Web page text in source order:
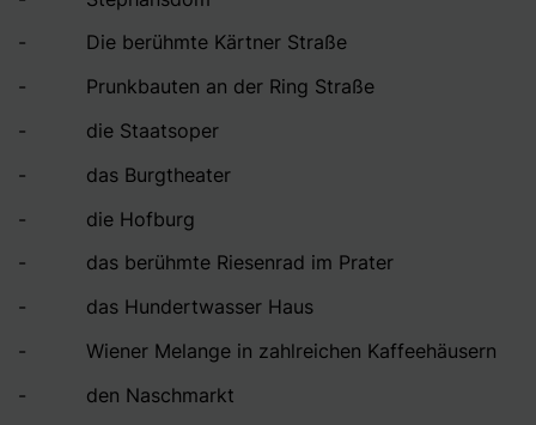
- Die berühmte Kärtner Straße
- Prunkbauten an der Ring Straße
- die Staatsoper
- das Burgtheater
- die Hofburg
- das berühmte Riesenrad im Prater
- das Hundertwasser Haus
- Wiener Melange in zahlreichen Kaffeehäusern
- den Naschmarkt